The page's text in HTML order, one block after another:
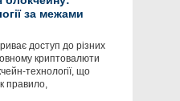
за межами
доступ до різних
криптовалюти
технології, що
правило,